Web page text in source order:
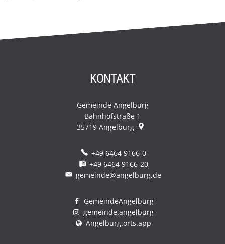
KONTAKT
Gemeinde Angelburg
Bahnhofstraße 1
35719 Angelburg
+49 6464 9166-0
+49 6464 9166-20
gemeinde@angelburg.de
GemeindeAngelburg
gemeinde.angelburg
Angelburg.orts.app